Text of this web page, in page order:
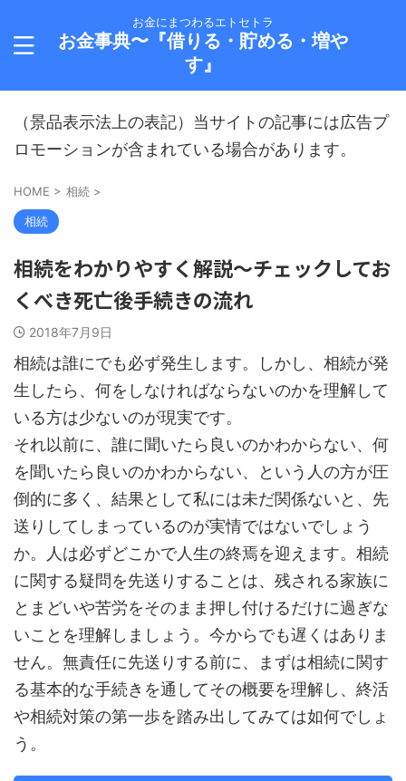
お金にまつわるエトセトラ
お金事典〜『借りる・貯める・増や
す』
（景品表示法上の表記）当サイトの記事には広告プ
ロモーションが含まれている場合があります。
HOME > 相続 >
相続
相続をわかりやすく解説～チェックしてお
くべき死亡後手続きの流れ
2018年7月9日
相続は誰にでも必ず発生します。しかし、相続が発
生したら、何をしなければならないのかを理解して
いる方は少ないのが現実です。
それ以前に、誰に聞いたら良いのかわからない、何
を聞いたら良いのかわからない、という人の方が圧
倒的に多く、結果として私には未だ関係ないと、先
送りしてしまっているのが実情ではないでしょう
か。人は必ずどこかで人生の終焉を迎えます。相続
に関する疑問を先送りすることは、残される家族に
とまどいや苦労をそのまま押し付けるだけに過ぎな
いことを理解しましょう。今からでも遅くはありま
せん。無責任に先送りする前に、まずは相続に関す
る基本的な手続きを通してその概要を理解し、終活
や相続対策の第一歩を踏み出してみては如何でしょ
う。